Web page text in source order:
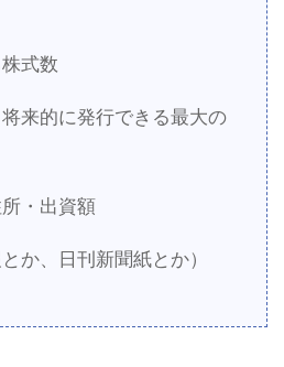
式数
来的に発行できる最大の
・出資額
か、日刊新聞紙とか）